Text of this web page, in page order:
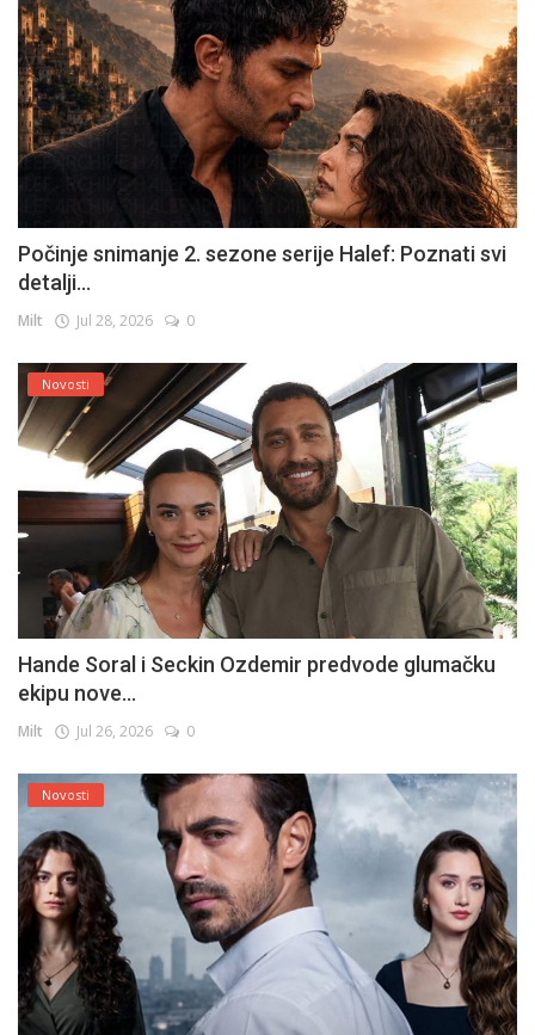
Počinje snimanje 2. sezone serije Halef: Poznati svi
detalji...
Milt Jul 28, 2026 0
Novosti
Hande Soral i Seckin Ozdemir predvode glumačku
ekipu nove...
Milt Jul 26, 2026 0
Novosti